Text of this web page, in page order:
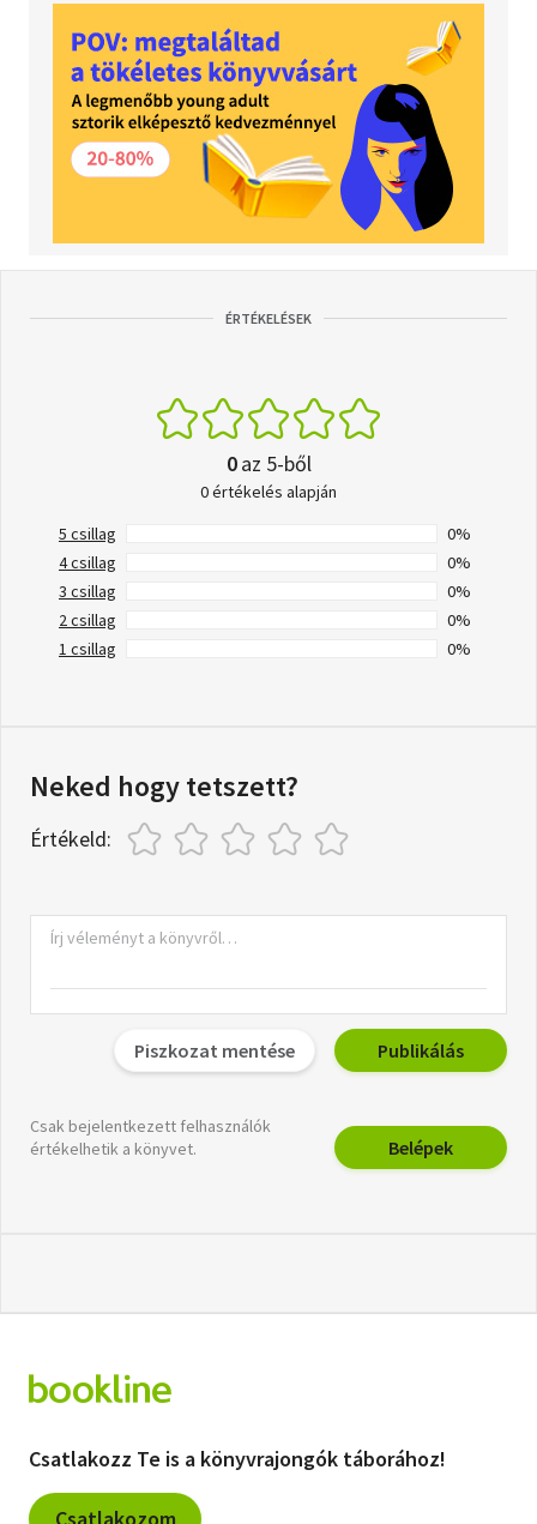
ÉRTÉKELÉSEK
0az 5-ből
0 értékelés alapján
5 csillag
0%
4 csillag
0%
3 csillag
0%
2 csillag
0%
1 csillag
0%
Neked hogy tetszett?
Értékeld:
Piszkozat mentése Publikálás
Csak bejelentkezett felhasználók
értékelhetik a könyvet.
Belépek
Csatlakozz Te is a könyvrajongók táborához!
Csatlakozom